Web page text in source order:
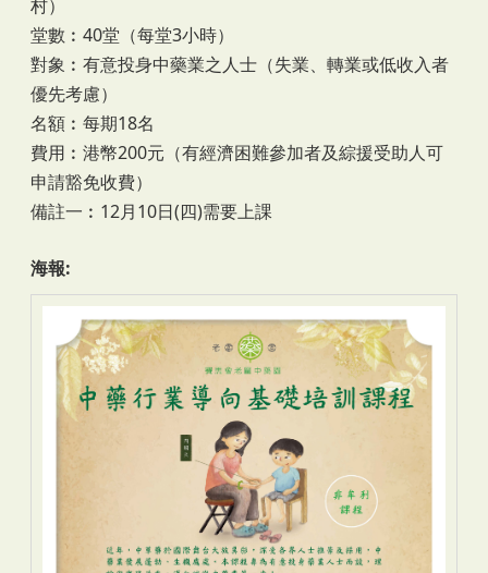
村）
堂數︰40堂（每堂3小時）
對象︰有意投身中藥業之人士（失業、轉業或低收入者
優先考慮）
名額︰每期18名
費用︰港幣200元（有經濟困難參加者及綜援受助人可
申請豁免收費）
備註一︰12月10日(四)需要上課
海報: